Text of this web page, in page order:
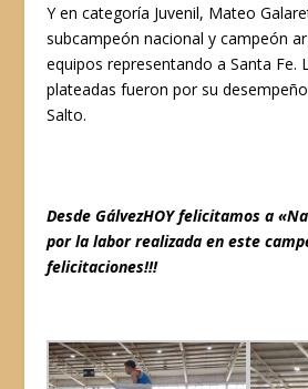
Y en categoría Juvenil, Mateo
subcampeón nacional y campeón
equipos representando a Santa Fe.
plateadas fueron por su
Salto.
Desde GálvezHOY felicitamos a
por la labor realizada en este
felicitaciones!!!